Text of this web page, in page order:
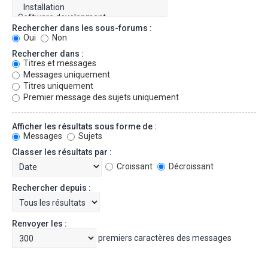
Rechercher dans les sous-forums :
Oui
Non
Rechercher dans :
Titres et messages
Messages uniquement
Titres uniquement
Premier message des sujets uniquement
Afficher les résultats sous forme de :
Messages
Sujets
Classer les résultats par :
Croissant
Décroissant
Rechercher depuis :
Renvoyer les :
premiers caractères des messages